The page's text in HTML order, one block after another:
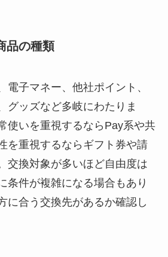
品の種類
電子マネー、他社ポイント、
グッズなど多岐にわたりま
使いを重視するならPay系や共
を重視するならギフト券や請
交換対象が多いほど自由度は
条件が複雑になる場合もあり
に合う交換先があるか確認し